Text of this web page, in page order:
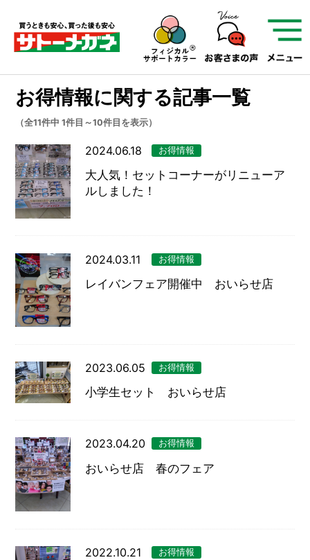
サトーメガネを知る
サトーメガネについて
01 サトーメガネの遠近
02 検査・フィッティング
お店を知る
サービスを知る
遠近両用 フレームについて
レンズ交換
お問い合わせ
お得情報に関する記事一覧
（全11件中 1件目～10件目を表示）
2024.06.18 お得情報
大人気！セットコーナーがリニューア
ルしました！
2024.03.11 お得情報
レイバンフェア開催中 おいらせ店
2023.06.05 お得情報
小学生セット おいらせ店
2023.04.20 お得情報
おいらせ店 春のフェア
2022.10.21 お得情報